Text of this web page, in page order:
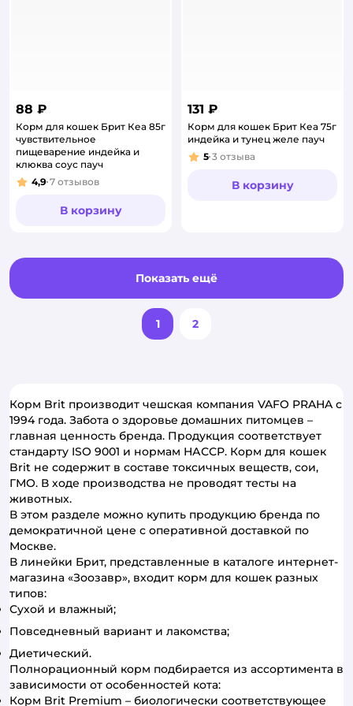
88 ₽
Корм для кошек Брит Кеа 85г
чувствительное
пищеварение индейка и
клюква соус пауч
Рейтинг:
4,9 7 отзывов
В корзину
131 ₽
Корм для кошек Брит Кеа 75г
индейка и тунец желе пауч
Рейтинг:
5 3 отзыва
В корзину
Показать ещё
1 2
Корм Brit производит чешская компания VAFO PRAHA с
1994 года. Забота о здоровье домашних питомцев –
главная ценность бренда. Продукция соответствует
стандарту ISO 9001 и нормам НАССР. Корм для кошек
Brit не содержит в составе токсичных веществ, сои,
ГМО. В ходе производства не проводят тесты на
животных.
В этом разделе можно купить продукцию бренда по
демократичной цене с оперативной доставкой по
Москве.
В линейки Брит, представленные в каталоге интернет-
магазина «Зоозавр», входит корм для кошек разных
типов:
Сухой и влажный;
Повседневный вариант и лакомства;
Диетический.
Полнорационный корм подбирается из ассортимента в
зависимости от особенностей кота:
Корм Brit Premium – биологически соответствующее